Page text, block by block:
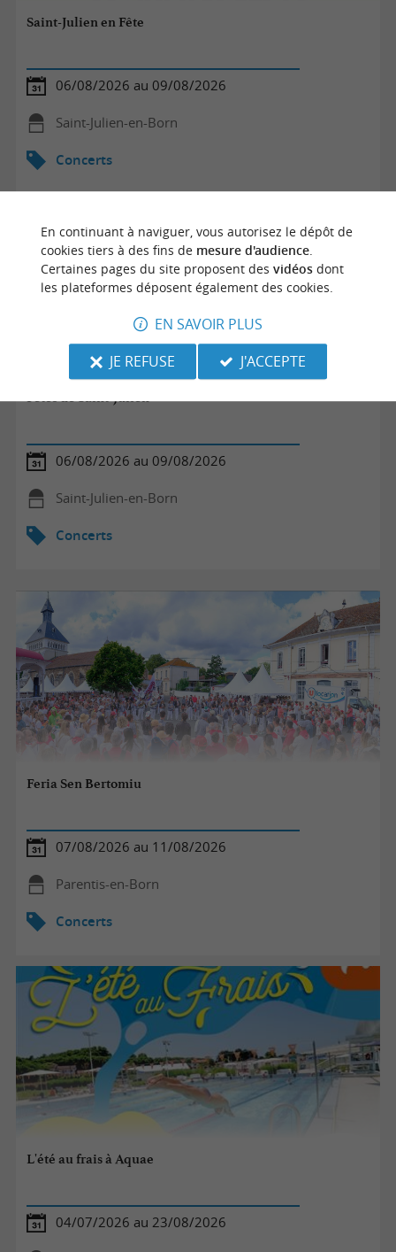
Saint-Julien en Fête
06/08/2026 au 09/08/2026
Saint-Julien-en-Born
Concerts
Fêtes de Saint-Julien
06/08/2026 au 09/08/2026
Saint-Julien-en-Born
Concerts
Feria Sen Bertomiu
07/08/2026 au 11/08/2026
Parentis-en-Born
Concerts
L'été au frais à Aquae
04/07/2026 au 23/08/2026
En continuant à naviguer, vous autorisez le dépôt de
cookies tiers à des fins de mesure d'audience.
Certaines pages du site proposent des vidéosdont
les plateformes déposent également des cookies.
EN SAVOIR PLUS
JE REFUSE
J'ACCEPTE